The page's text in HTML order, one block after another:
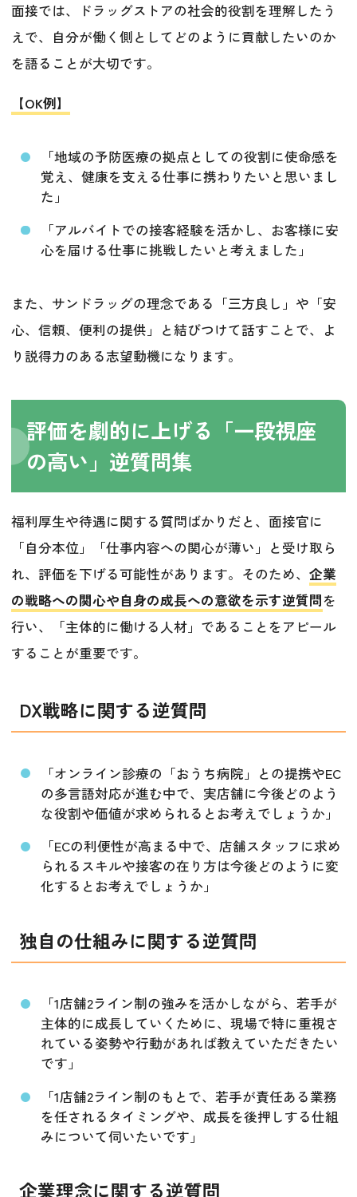
面接では、ドラッグストアの社会的役割を理解したう
えで、自分が働く側としてどのように貢献したいのか
を語ることが大切です。
【OK例】
「地域の予防医療の拠点としての役割に使命感を
覚え、健康を支える仕事に携わりたいと思いまし
た」
「アルバイトでの接客経験を活かし、お客様に安
心を届ける仕事に挑戦したいと考えました」
また、サンドラッグの理念である「三方良し」や「安
心、信頼、便利の提供」と結びつけて話すことで、よ
り説得力のある志望動機になります。
評価を劇的に上げる「一段視座
の高い」逆質問集
福利厚生や待遇に関する質問ばかりだと、面接官に
「自分本位」「仕事内容への関心が薄い」と受け取ら
れ、評価を下げる可能性があります。そのため、企業
の戦略への関心や自身の成長への意欲を示す逆質問を
行い、「主体的に働ける人材」であることをアピール
することが重要です。
DX戦略に関する逆質問
「オンライン診療の「おうち病院」との提携やEC
の多言語対応が進む中で、実店舗に今後どのよう
な役割や価値が求められるとお考えでしょうか」
「ECの利便性が高まる中で、店舗スタッフに求め
られるスキルや接客の在り方は今後どのように変
化するとお考えでしょうか」
独自の仕組みに関する逆質問
「1店舗2ライン制の強みを活かしながら、若手が
主体的に成長していくために、現場で特に重視さ
れている姿勢や行動があれば教えていただきたい
です」
「1店舗2ライン制のもとで、若手が責任ある業務
を任されるタイミングや、成長を後押しする仕組
みについて伺いたいです」
企業理念に関する逆質問